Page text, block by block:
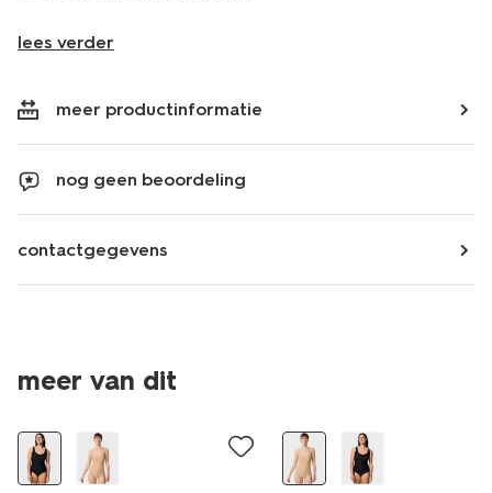
lees verder
meer productinformatie
nog geen beoordeling
contactgegevens
meer van dit